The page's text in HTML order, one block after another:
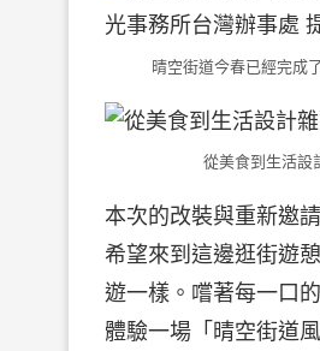
晴空街道今春已經完成
從美食到生活設
本次的改裝與重新邀
希望來到這邊逛街遊
遊一樣。嚐著每一口
體驗一場「晴空街道